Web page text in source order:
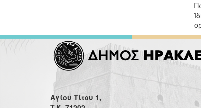
Αγίου Τίτου 1,